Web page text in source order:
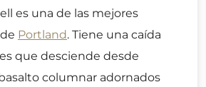
es una de las mejores
Portland. Tiene una caída
que desciende desde
columnar adornados